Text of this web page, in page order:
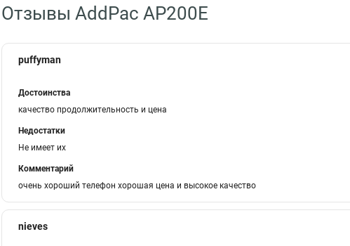
Отзывы AddPac AP200E
puffyman
Достоинства
качество продолжительность и цена
Недостатки
Не имеет их
Комментарий
очень хороший телефон хорошая цена и высокое качество
nieves